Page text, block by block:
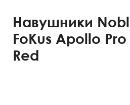
Навушники
FoKus Apollo
Red